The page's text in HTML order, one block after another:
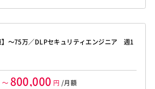
】～75万／DLPセキュリティエンジニア 週1
～ 800,000 円 /月額